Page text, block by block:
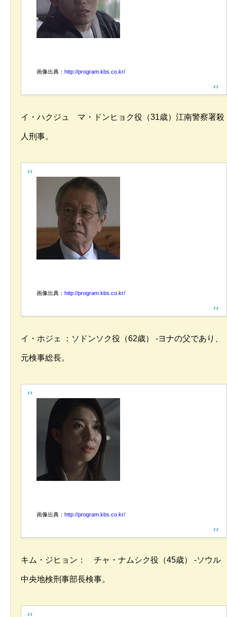
画像出典： http://program.kbs.co.kr/
イ・ハクジュ マ・ドンヒョク役（31歳）江南警察署殺
人刑事。
画像出典： http://program.kbs.co.kr/
イ・ホジェ ：ソドンソク役（62歳） -ヨナの父であり、
元検事総長。
画像出典： http://program.kbs.co.kr/
キム・ジヒョン： チャ・ナムシク役（45歳） -ソウル
中央地検刑事部長検事。